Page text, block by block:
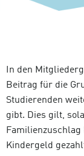
In den
Beitrag für die
Studierenden
gibt. Dies gilt,
Kindergeld